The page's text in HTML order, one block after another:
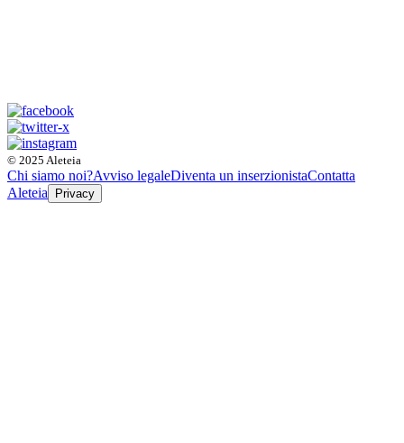
© 2025 Aleteia
Chi siamo noi?Avviso legaleDiventa un inserzionistaContatta
Aleteia
Privacy